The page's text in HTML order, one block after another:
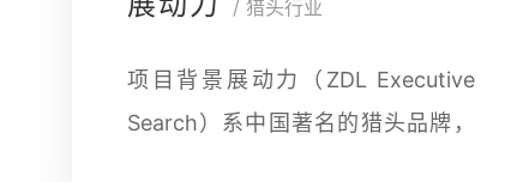
/ 猎头行业
项目背景展动力（ZDL Executive
Search）系中国著名的猎头品牌，